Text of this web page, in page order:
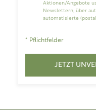
Aktionen/Angebote
Newslettern, über
automatisierte
* Pflichtfelder
JETZT